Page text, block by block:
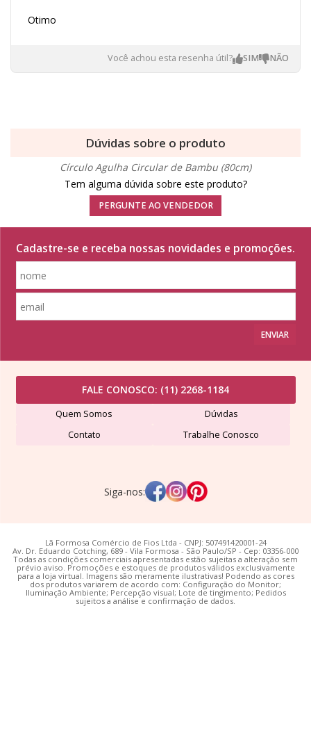
Otimo
Você achou esta resenha útil?
Dúvidas sobre o produto
Círculo Agulha Circular de Bambu (80cm)
Tem alguma dúvida sobre este produto?
PERGUNTE AO VENDEDOR
Cadastre-se e receba nossas novidades e promoções.
ENVIAR
FALE CONOSCO: (11) 2268-1184
Quem Somos
Dúvidas
Contato
Trabalhe Conosco
Siga-nos:
Lã Formosa Comércio de Fios Ltda - CNPJ: 507491420001-24
Av. Dr. Eduardo Cotching, 689 - Vila Formosa - São Paulo/SP - Cep: 03356-000
Todas as condições comerciais apresentadas estão sujeitas a alteração sem
prévio aviso. Promoções e estoques de produtos válidos exclusivamente
para a loja virtual. Imagens são meramente ilustrativas! Podendo as cores
dos produtos variarem de acordo com: Configuração do Monitor;
Iluminação Ambiente; Percepção visual; Lote de tingimento; Pedidos
sujeitos a análise e confirmação de dados.